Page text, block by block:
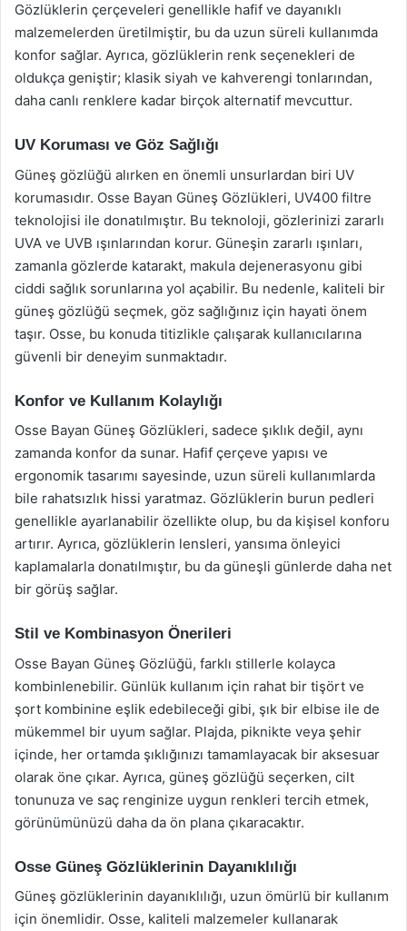
Gözlüklerin çerçeveleri genellikle hafif ve dayanıklı
malzemelerden üretilmiştir, bu da uzun süreli kullanımda
konfor sağlar. Ayrıca, gözlüklerin renk seçenekleri de
oldukça geniştir; klasik siyah ve kahverengi tonlarından,
daha canlı renklere kadar birçok alternatif mevcuttur.
UV Koruması ve Göz Sağlığı
Güneş gözlüğü alırken en önemli unsurlardan biri UV
korumasıdır. Osse Bayan Güneş Gözlükleri, UV400 filtre
teknolojisi ile donatılmıştır. Bu teknoloji, gözlerinizi zararlı
UVA ve UVB ışınlarından korur. Güneşin zararlı ışınları,
zamanla gözlerde katarakt, makula dejenerasyonu gibi
ciddi sağlık sorunlarına yol açabilir. Bu nedenle, kaliteli bir
güneş gözlüğü seçmek, göz sağlığınız için hayati önem
taşır. Osse, bu konuda titizlikle çalışarak kullanıcılarına
güvenli bir deneyim sunmaktadır.
Konfor ve Kullanım Kolaylığı
Osse Bayan Güneş Gözlükleri, sadece şıklık değil, aynı
zamanda konfor da sunar. Hafif çerçeve yapısı ve
ergonomik tasarımı sayesinde, uzun süreli kullanımlarda
bile rahatsızlık hissi yaratmaz. Gözlüklerin burun pedleri
genellikle ayarlanabilir özellikte olup, bu da kişisel konforu
artırır. Ayrıca, gözlüklerin lensleri, yansıma önleyici
kaplamalarla donatılmıştır, bu da güneşli günlerde daha net
bir görüş sağlar.
Stil ve Kombinasyon Önerileri
Osse Bayan Güneş Gözlüğü, farklı stillerle kolayca
kombinlenebilir. Günlük kullanım için rahat bir tişört ve
şort kombinine eşlik edebileceği gibi, şık bir elbise ile de
mükemmel bir uyum sağlar. Plajda, piknikte veya şehir
içinde, her ortamda şıklığınızı tamamlayacak bir aksesuar
olarak öne çıkar. Ayrıca, güneş gözlüğü seçerken, cilt
tonunuza ve saç renginize uygun renkleri tercih etmek,
görünümünüzü daha da ön plana çıkaracaktır.
Osse Güneş Gözlüklerinin Dayanıklılığı
Güneş gözlüklerinin dayanıklılığı, uzun ömürlü bir kullanım
için önemlidir. Osse, kaliteli malzemeler kullanarak